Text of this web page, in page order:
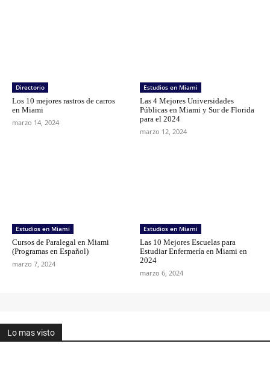
Directorio
Los 10 mejores rastros de carros
en Miami
marzo 14, 2024
Estudios en Miami
Las 4 Mejores Universidades
Públicas en Miami y Sur de Florida
para el 2024
marzo 12, 2024
Estudios en Miami
Cursos de Paralegal en Miami
(Programas en Español)
marzo 7, 2024
Estudios en Miami
Las 10 Mejores Escuelas para
Estudiar Enfermería en Miami en
2024
marzo 6, 2024
Lo mas visto